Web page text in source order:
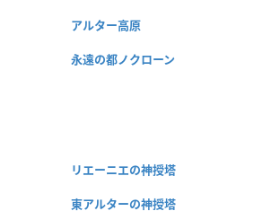
アルター高原
永遠の都ノクローン
リエーニエの神授塔
東アルターの神授塔